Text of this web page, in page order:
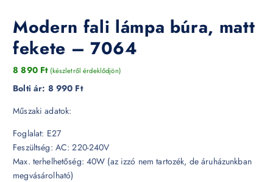
Modern fali lámpa búra, matt
fekete – 7064
8 890 Ft (készletről érdeklődjön)
Bolti ár: 8 990 Ft
Műszaki adatok:
Foglalat: E27
Feszültség: AC: 220-240V
Max. terhelhetőség: 40W (az izzó nem tartozék, de áruházunkban
megvásárolható)